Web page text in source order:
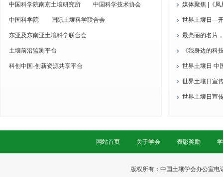
中国科学院南京土壤研究所 中国科学技术协会
中国科学院 国际土壤科学联合会
东亚及东南亚土壤科学联合会
土壤前沿监测平台
科创中国-创新资源共享平台
媒体聚焦 |《
访张佳宝院士
世界土壤日—
最亮丽的名片
技术协会第十次
《我身边的科
员播出
世界土壤日 中
世界土壤日宣
生物多样性
世界土壤日宣
网站首页 关于学会 表彰奖励
版权所有：中国土壤学会办公室